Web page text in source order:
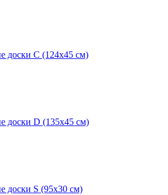
доски С (124х45 см)
доски D (135х45 см)
доски S (95х30 см)